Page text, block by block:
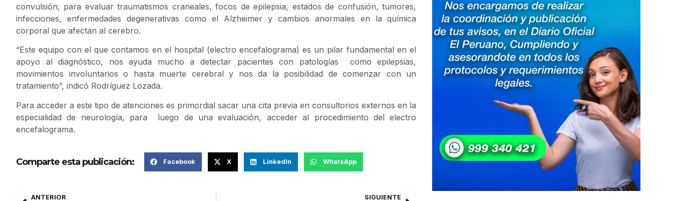
convulsión, para evaluar traumatismos craneales, focos de epilepsia, estados de confusión, tumores,
infecciones, enfermedades degenerativas como el Alzheimer y cambios anormales en la química
corporal que afectan al cerebro.
“Este equipo con el que contamos en el hospital (electro encefalograma) es un pilar fundamental en el
apoyo al diagnóstico, nos ayuda mucho a detectar pacientes con patologías como epilepsias,
movimientos involuntarios o hasta muerte cerebral y nos da la posibilidad de comenzar con un
tratamiento”, indicó Rodríguez Lozada.
Para acceder a este tipo de atenciones es primordial sacar una cita previa en consultorios externos en la
especialidad de neurología, para luego de una evaluación, acceder al procedimiento del electro
encefalograma.
Comparte esta publicación: Facebook X LinkedIn WhatsApp
ANTERIOR SIGUIENTE